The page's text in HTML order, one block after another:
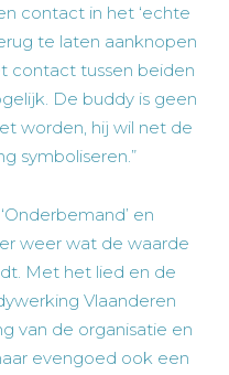
contact in het ‘echte
te laten aanknopen
contact tussen beiden
De buddy is geen
worden, hij wil net de
symboliseren.”
en
weer wat de waarde
Met het lied en de
Vlaanderen
van de organisatie en
evengoed ook een